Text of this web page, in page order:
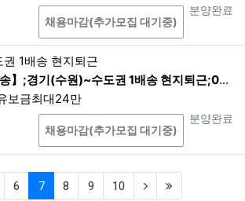
한 정보는 목적 달성 후 별도의 데이터베이스
정기간 저장된 후 혹은 즉시 파기됩니다. 이
스로 옮겨진 개인정보는 법령에 의한 경우가
목적으로 이용되지 않습니다.
정보는 해당 보유기간이 경과된 경우에는 보
로부터 5영업일 이내에, 개인정보의 처리
서비스의 폐지, 사업의 종료 등 그 개인정보
되었을 때에는 개인정보의 처리가 불필요한
진행상태
분양완료
상담
채용마감(추가모집 대기중)
1배송 현지퇴근
(수원)~수도권 1배송 현지퇴근;04:00~12:00 1배송 현지퇴근
보금최대24만
진행상태
분양완료
상담
채용마감(추가모집 대기중)
6 7(current)
8 9 10 (next)